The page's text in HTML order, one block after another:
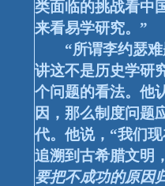
类面临的挑战看中
来看易学研究。”
“所谓李约瑟
讲这不是历史学研
个问题的看法。他
因，那么制度问题
代。他说，“我们
追溯到古希腊文明
要把不成功的原因